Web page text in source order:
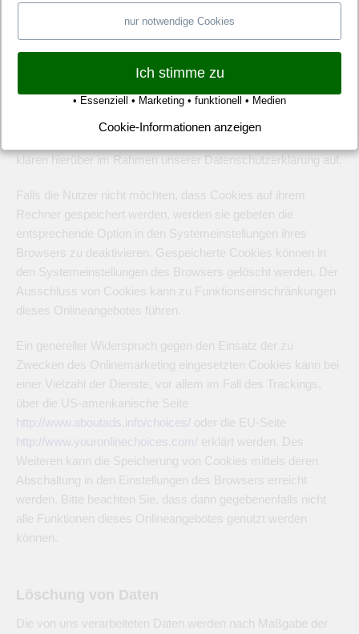
Marketingzwecke verwendet werden. Als „Third-Party-Cookie“
dem Verantwortlichen, der das Onlineangebot betreibt,
sind spricht man von „First-Party Cookies“).
klären hierüber im Rahmen unserer Datenschutzerklärung auf.
Falls die Nutzer nicht möchten, dass Cookies auf ihrem
Rechner gespeichert werden, werden sie gebeten die
entsprechende Option in den Systemeinstellungen ihres
Browsers zu deaktivieren. Gespeicherte Cookies können in
den Systemeinstellungen des Browsers gelöscht werden. Der
Ausschluss von Cookies kann zu Funktionseinschränkungen
dieses Onlineangebotes führen.
Ein genereller Widerspruch gegen den Einsatz der zu
Zwecken des Onlinemarketing eingesetzten Cookies kann bei
einer Vielzahl der Dienste, vor allem im Fall des Trackings,
über die US-amerikanische Seite
http://www.aboutads.info/choices/ oder die EU-Seite
http://www.youronlinechoices.com/ erklärt werden. Des
Weiteren kann die Speicherung von Cookies mittels deren
Abschaltung in den Einstellungen des Browsers erreicht
werden. Bitte beachten Sie, dass dann gegebenenfalls nicht
alle Funktionen dieses Onlineangebotes genutzt werden
können.
Löschung von Daten
Die von uns verarbeiteten Daten werden nach Maßgabe der
nur notwendige Cookies
Ich stimme zu
• Essenziell • Marketing • funktionell • Medien
Cookie-Informationen anzeigen